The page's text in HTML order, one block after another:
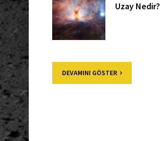
Uzay Nedir?
DEVAMINI GÖSTER